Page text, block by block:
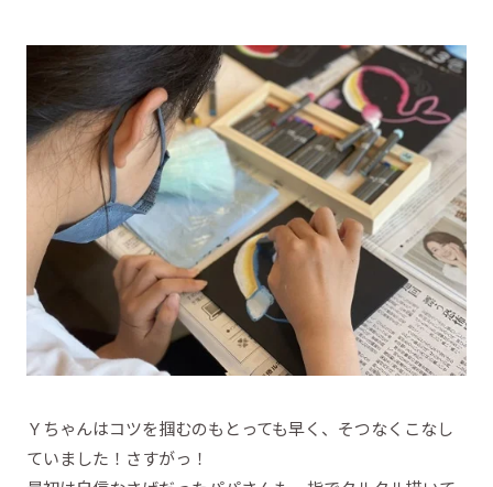
Ｙちゃんはコツを掴むのもとっても早く、そつなくこなし
ていました！さすがっ！